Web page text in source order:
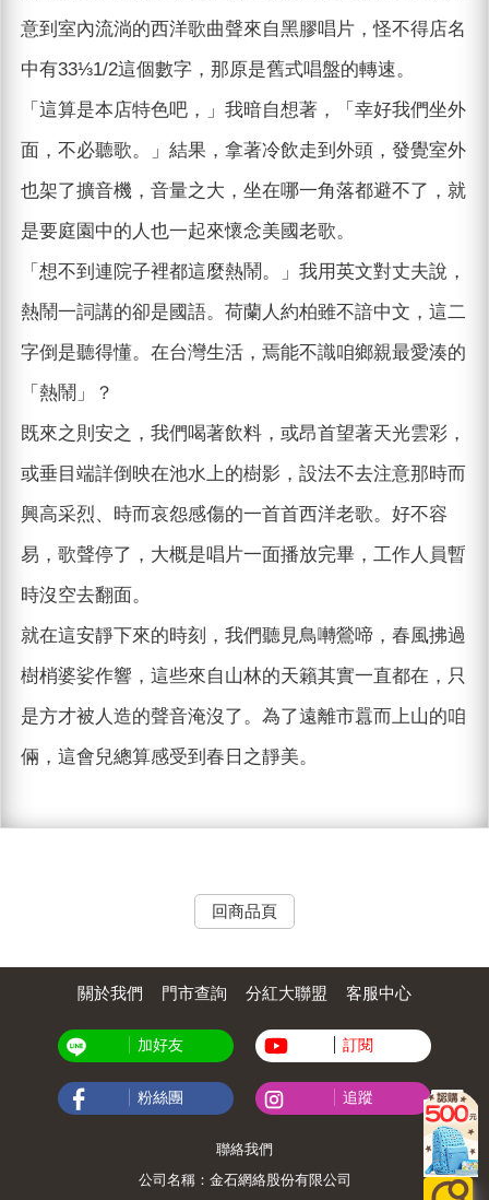
意到室內流淌的西洋歌曲聲來自黑膠唱片，怪不得店名
中有33⅓1/2這個數字，那原是舊式唱盤的轉速。
「這算是本店特色吧，」我暗自想著，「幸好我們坐外
面，不必聽歌。」結果，拿著冷飲走到外頭，發覺室外
也架了擴音機，音量之大，坐在哪一角落都避不了，就
是要庭園中的人也一起來懷念美國老歌。
「想不到連院子裡都這麼熱鬧。」我用英文對丈夫說，
熱鬧一詞講的卻是國語。荷蘭人約柏雖不諳中文，這二
字倒是聽得懂。在台灣生活，焉能不識咱鄉親最愛湊的
「熱鬧」？
既來之則安之，我們喝著飲料，或昂首望著天光雲彩，
或垂目端詳倒映在池水上的樹影，設法不去注意那時而
興高采烈、時而哀怨感傷的一首首西洋老歌。好不容
易，歌聲停了，大概是唱片一面播放完畢，工作人員暫
時沒空去翻面。
就在這安靜下來的時刻，我們聽見鳥囀鶯啼，春風拂過
樹梢婆娑作響，這些來自山林的天籟其實一直都在，只
是方才被人造的聲音淹沒了。為了遠離市囂而上山的咱
倆，這會兒總算感受到春日之靜美。
回商品頁
關於我們 門市查詢 分紅大聯盟 客服中心
加好友 訂閱
粉絲團 追蹤
聯絡我們
公司名稱：金石網絡股份有限公司